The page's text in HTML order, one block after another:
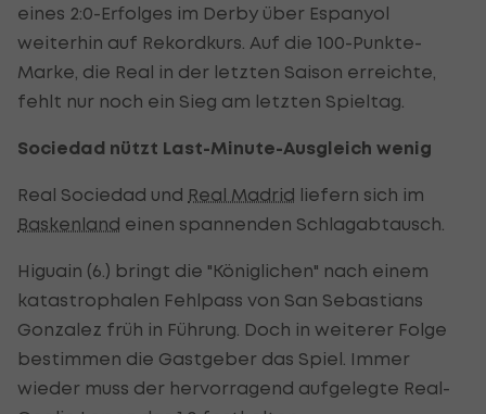
eines 2:0-Erfolges im Derby über Espanyol
weiterhin auf Rekordkurs. Auf die 100-Punkte-
Marke, die Real in der letzten Saison erreichte,
fehlt nur noch ein Sieg am letzten Spieltag.
Sociedad nützt Last-Minute-Ausgleich wenig
Real Sociedad und Real Madrid liefern sich im
Baskenland einen spannenden Schlagabtausch.
Higuain (6.) bringt die "Königlichen" nach einem
katastrophalen Fehlpass von San Sebastians
Gonzalez früh in Führung. Doch in weiterer Folge
bestimmen die Gastgeber das Spiel. Immer
wieder muss der hervorragend aufgelegte Real-